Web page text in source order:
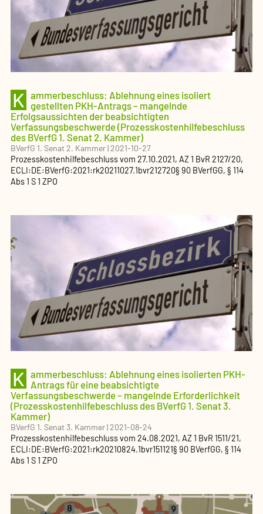
K ammerbeschluss: Ablehnung eines isoliert
gestellten PKH-Antrags – mangelnde
Erfolgsaussichten der beabsichtigten
Verfassungsbeschwerde (Prozesskostenhilfebeschluss
des BVerfG 1. Senat 2. Kammer)
BVerfG 1. Senat 2. Kammer|2021-10-27
Prozesskostenhilfebeschlussvom 27.10.2021, AZ1 BvR 2127/20,
ECLI:DE:BVerfG:2021:rk20211027.1bvr212720§ 90 BVerfGG, § 114
Abs 1 S 1 ZPO
K ammerbeschluss: Ablehnung eines isolierten PKH-
Antrags für eine beabsichtigte
Verfassungsbeschwerde – mangelnde Erforderlichkeit
(Prozesskostenhilfebeschluss des BVerfG 1. Senat 3.
Kammer)
BVerfG 1. Senat 3. Kammer|2021-08-24
Prozesskostenhilfebeschlussvom 24.08.2021, AZ1 BvR 1511/21,
ECLI:DE:BVerfG:2021:rk20210824.1bvr151121§ 90 BVerfGG, § 114
Abs 1 S 1 ZPO